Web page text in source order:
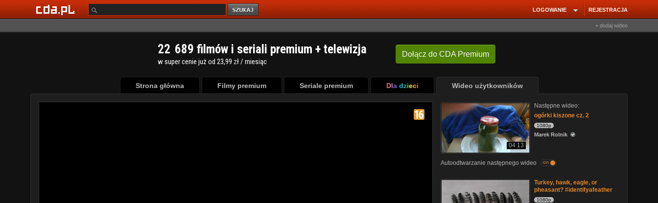
REJESTRACJA
LOGOWANIE
+ dodaj wideo
Dołącz do CDA Premium
22 689 filmów i seriali premium + telewizja
w super cenie już od 23,99 zł / miesiąc
Strona główna Filmy premium Seriale premium Dla dzieci Wideo użytkowników
04:13
Następne wideo:
ogórki kiszone cz. 2
1080p
Marek Rolnik
Autoodtwarzanie następnego wideo on
Turkey, hawk, eagle, or
pheasant? #identifyafeather
1080p